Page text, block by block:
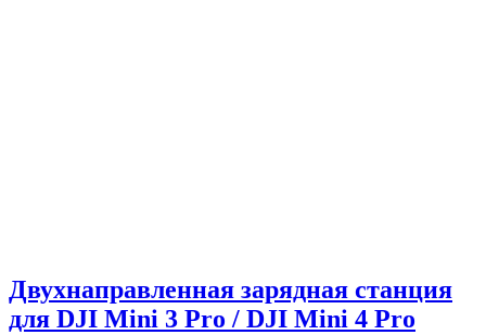
Двухнаправленная зарядная станция
для DJI Mini 3 Pro / DJI Mini 4 Pro